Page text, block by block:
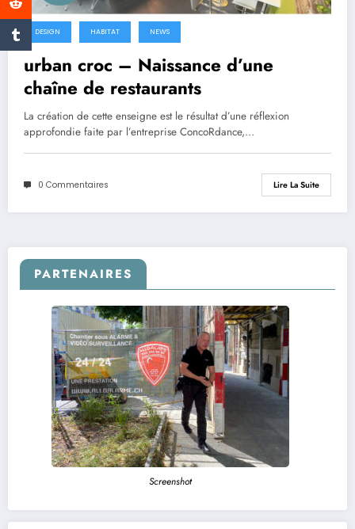
DESIGN HABITAT NEWS
urban croc – Naissance d’une
chaîne de restaurants
La création de cette enseigne est le résultat d’une réflexion
approfondie faite par l’entreprise ConcoRdance,…
0 Commentaires Lire La Suite
PARTENAIRES
Screenshot